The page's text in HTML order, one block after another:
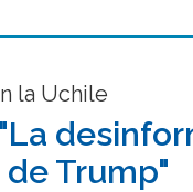
Estudios Avanzados en
Nutrición y Tecnología
la Uchile
Trump"